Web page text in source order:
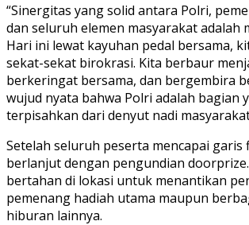
“Sinergitas yang solid antara Polri,
dan seluruh elemen masyarakat adalah
Hari ini lewat kayuhan pedal bersama,
sekat-sekat birokrasi. Kita berbaur
berkeringat bersama, dan bergembira
wujud nyata bahwa Polri adalah bagian
terpisahkan dari denyut nadi
Setelah seluruh peserta mencapai garis
berlanjut dengan pengundian
bertahan di lokasi untuk menantikan
pemenang hadiah utama maupun
hiburan lainnya.